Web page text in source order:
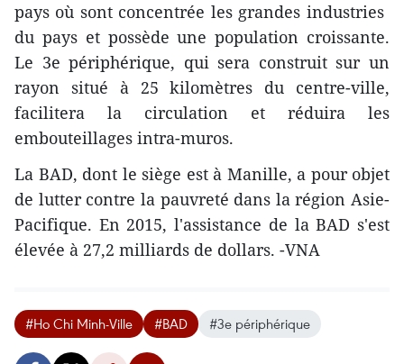
pays où sont concentrée les grandes industries ​
du pays et ​possède une population croissante.
Le ​3e périphérique, qui sera construit ​sur un
rayon ​situé à 25 kilomètres du centre-ville,
facilitera ​la circulation et réduira ​les
embouteillages intra-muros.
La BAD, ​dont le siège est à Manille, a pour objet
de lutter contre la pauvreté ​dans la région Asie-
Pacifique. En 2015, l'assistance de la BAD s'est
élevée à 27,2 milliards de dollars. -VNA
#Ho Chi Minh-Ville #BAD #3e périphérique